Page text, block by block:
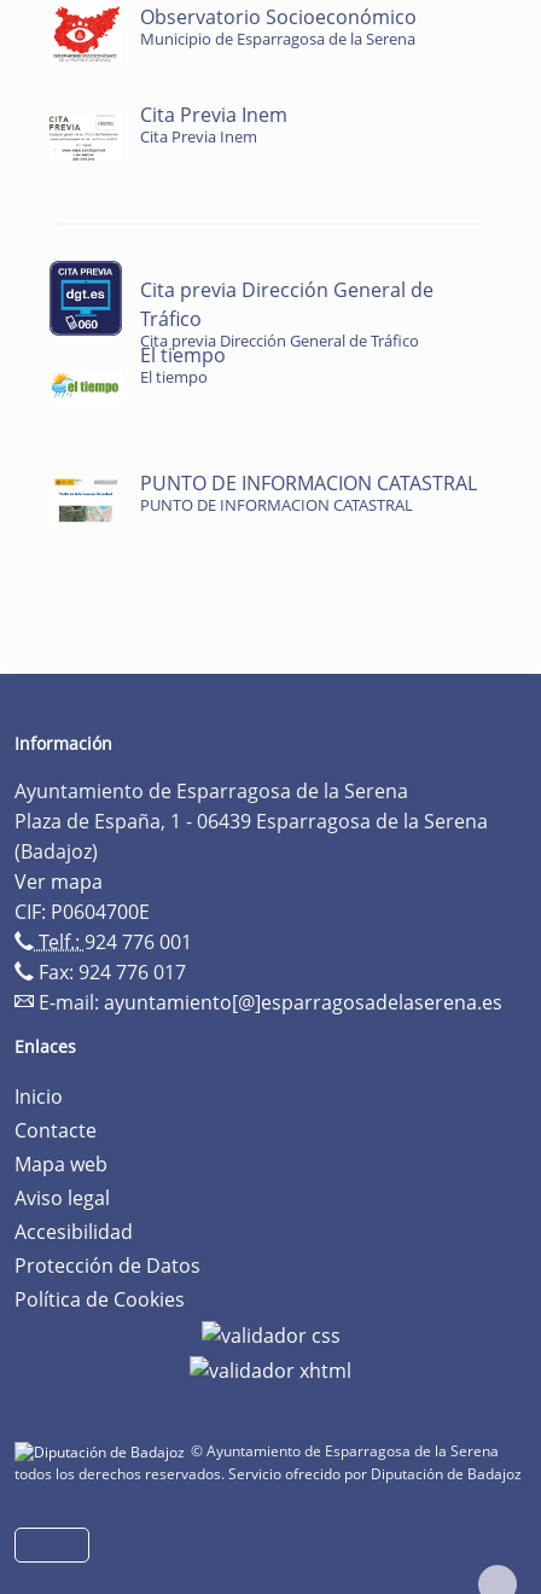
Observatorio Socioeconómico
Municipio de Esparragosa de la Serena
Cita Previa Inem
Cita Previa Inem
Cita previa Dirección General de
Tráfico
Cita previa Dirección General de Tráfico
El tiempo
El tiempo
PUNTO DE INFORMACION CATASTRAL
PUNTO DE INFORMACION CATASTRAL
Información
Ayuntamiento de Esparragosa de la Serena
Plaza de España, 1 - 06439 Esparragosa de la Serena
(Badajoz)
Ver mapa
CIF: P0604700E
Telf.: 924 776 001
Fax: 924 776 017
E-mail: ayuntamiento[@]esparragosadelaserena.es
Enlaces
Inicio
Contacte
Mapa web
Aviso legal
Accesibilidad
Protección de Datos
Política de Cookies
© Ayuntamiento de Esparragosa de la Serena
todos los derechos reservados.Servicio ofrecido por Diputación de Badajoz